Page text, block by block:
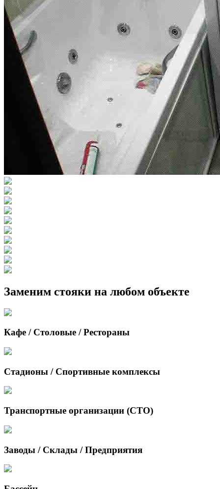
Заменим стояки на любом объекте
Кафе / Столовые / Рестораны
Стадионы / Спортивные комплексы
Транспортные организации (СТО)
Заводы / Склады / Предприятия